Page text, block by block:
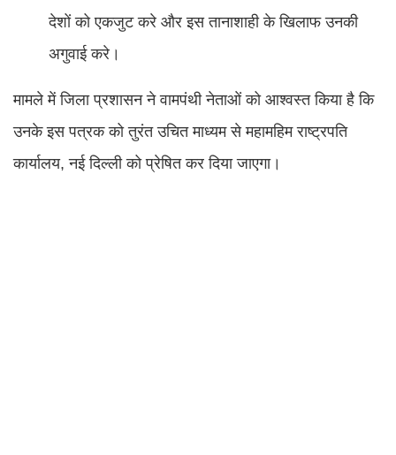
देशों को एकजुट करे और इस तानाशाही के खिलाफ उनकी
अगुवाई करे।
मामले में जिला प्रशासन ने वामपंथी नेताओं को आश्वस्त किया है कि
उनके इस पत्रक को तुरंत उचित माध्यम से महामहिम राष्ट्रपति
कार्यालय, नई दिल्ली को प्रेषित कर दिया जाएगा।